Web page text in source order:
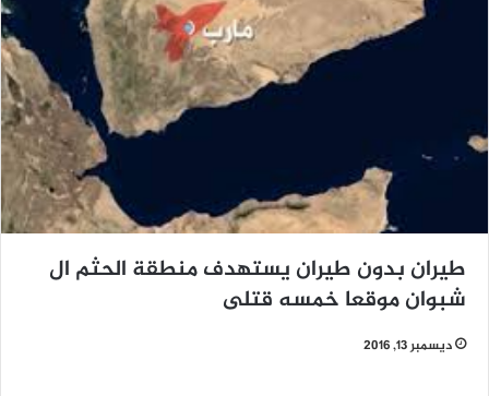
طيران بدون طيران يستهدف منطقة الحثم ال
شبوان موقعا خمسه قتلى
ديسمبر 13, 2016